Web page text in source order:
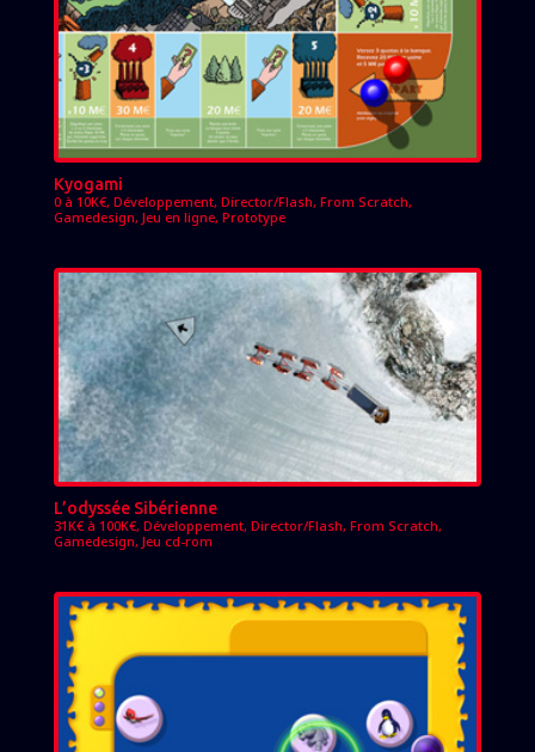
Kyogami
0 à 10K€, Développement, Director/Flash, From Scratch,
Gamedesign, Jeu en ligne, Prototype
L’odyssée Sibérienne
31K€ à 100K€, Développement, Director/Flash, From Scratch,
Gamedesign, Jeu cd-rom